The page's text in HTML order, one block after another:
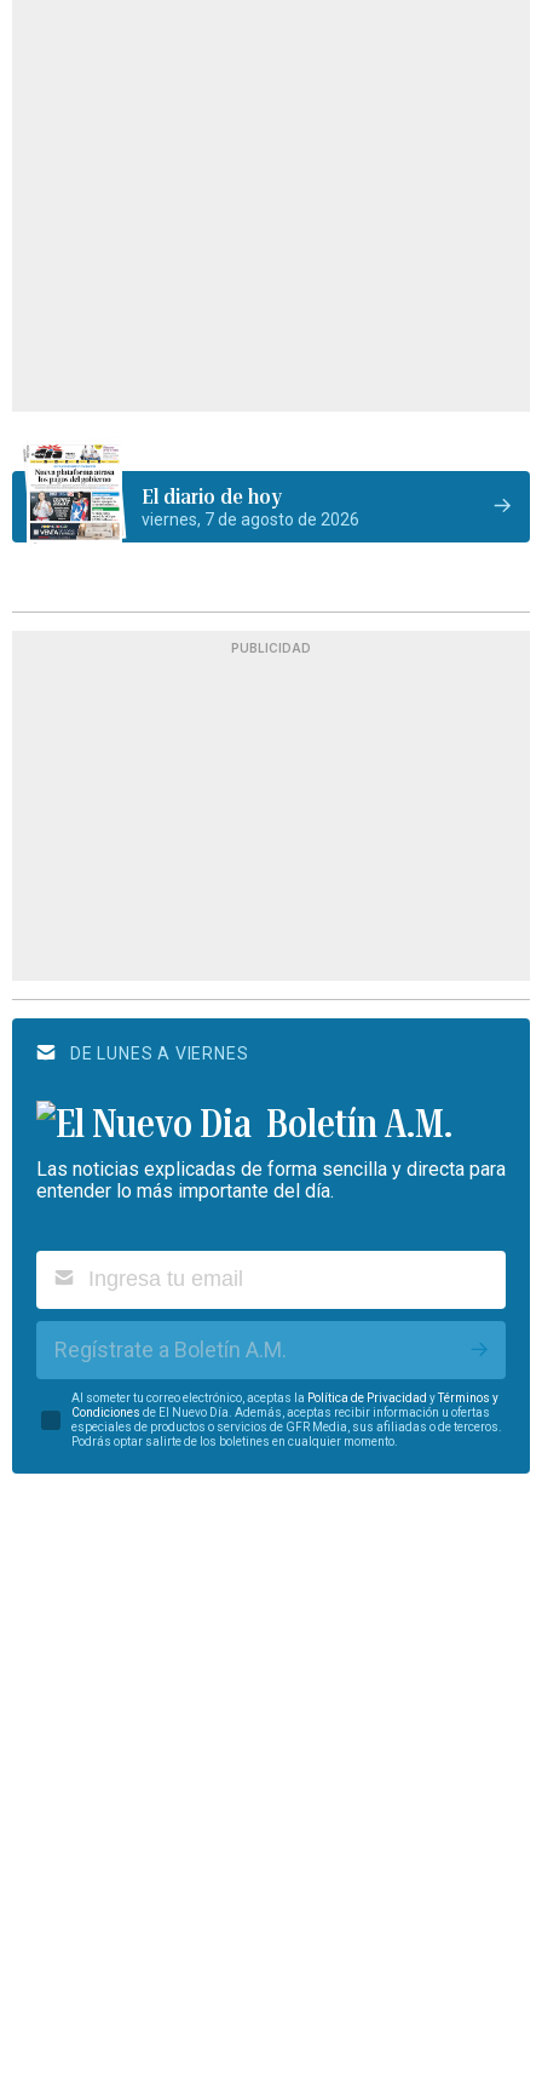
El diario de hoy
viernes, 7 de agosto de 2026
PUBLICIDAD
DE LUNES A VIERNES
Boletín A.M.
Las noticias explicadas de forma sencilla y directa para
entender lo más importante del día.
Regístrate a Boletín A.M.
Al someter tu correo electrónico, aceptas la Política de Privacidad yTérminos y
Condiciones de El Nuevo Día. Además, aceptas recibir información u ofertas
especiales de productos o servicios de GFR Media, sus afiliadas o de terceros.
Podrás optar salirte de los boletines en cualquier momento.